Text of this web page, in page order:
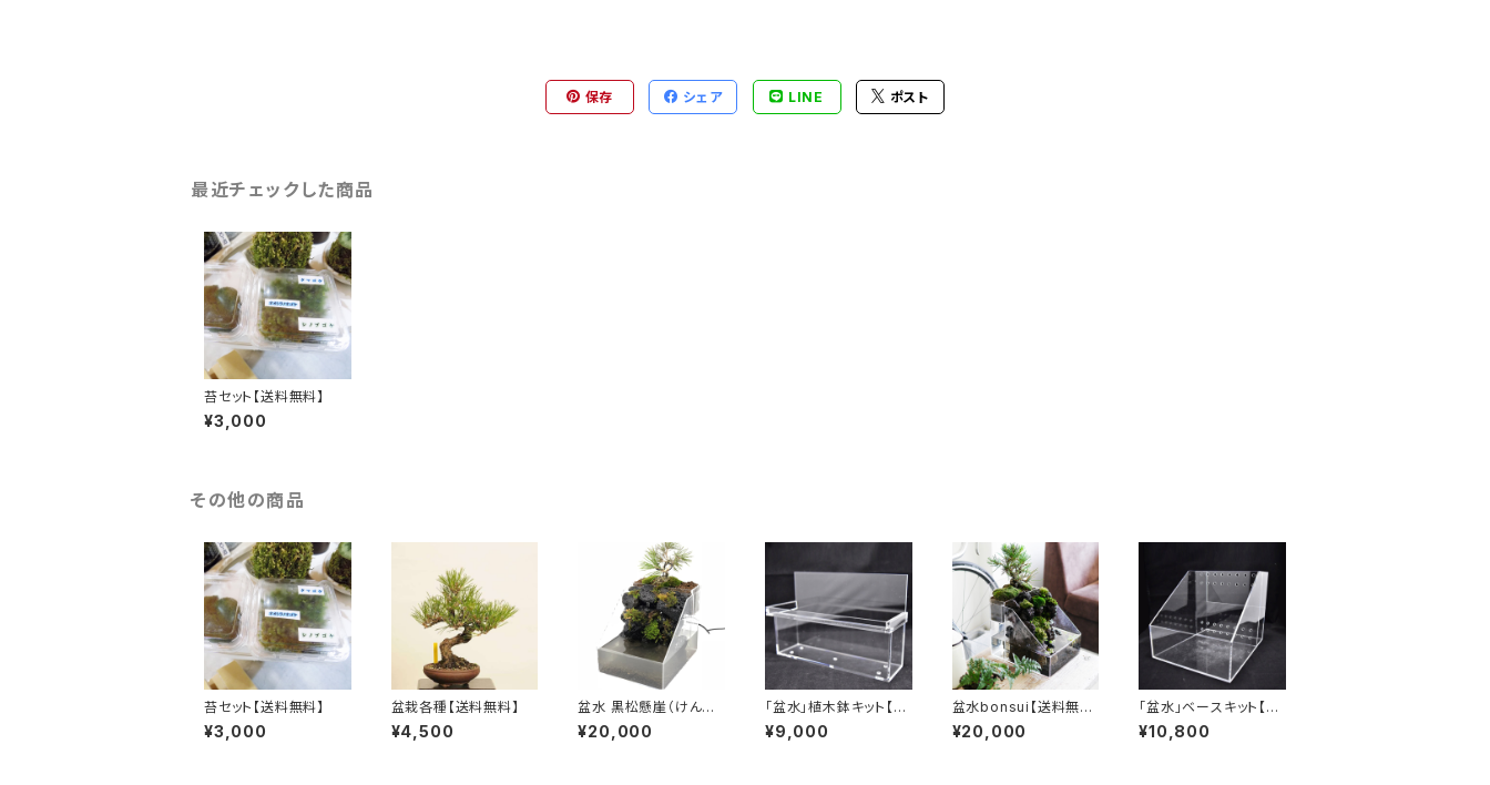
保存 シェア LINE ポスト
最近チェックした商品
苔セット【送料無料】
¥3,000
その他の商品
苔セット【送料無料】
¥3,000
盆栽各種【送料無料】
¥4,500
盆水 黒松懸崖（けんが
い）仕立て【送料無料】
（税込み）
¥20,000
「盆水」植木鉢キット【送
料無料】
¥9,000
盆水bonsui【送料無
料】（税込み）
¥20,000
「盆水」ベースキット【送
料無料】
¥10,800